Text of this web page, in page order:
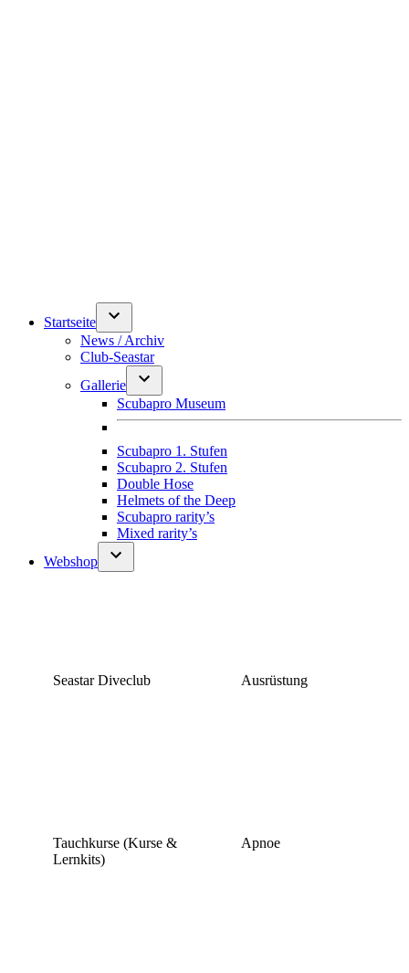
Startseite
News / Archiv
Club-Seastar
Gallerie
Scubapro Museum
Scubapro 1. Stufen
Scubapro 2. Stufen
Double Hose
Helmets of the Deep
Scubapro rarity’s
Mixed rarity’s
Webshop
Seastar Diveclub Ausrüstung
Tauchkurse (Kurse &
Lernkits)
Apnoe